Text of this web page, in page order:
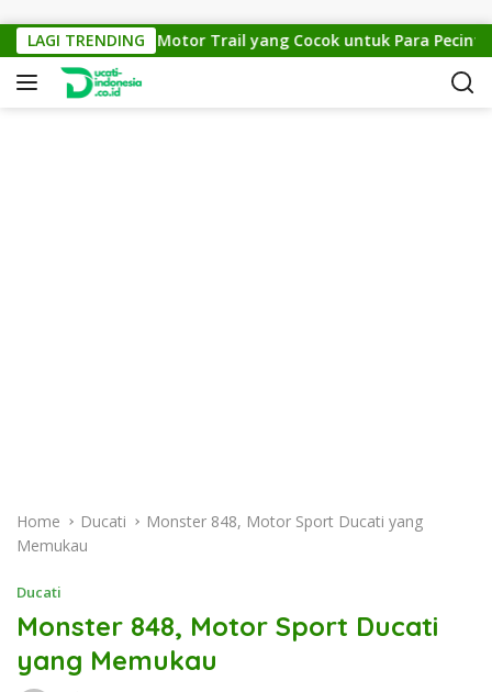
LAGI TRENDING
KTM Cross 150: Motor Trail yang Cocok untuk Para Pecinta
Home Ducati
Monster 848, Motor Sport Ducati yang
Memukau
Ducati
Monster 848, Motor Sport Ducati
yang Memukau